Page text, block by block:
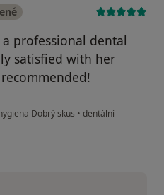
professional dental
satisfied with her
Dobrý skus • dentální